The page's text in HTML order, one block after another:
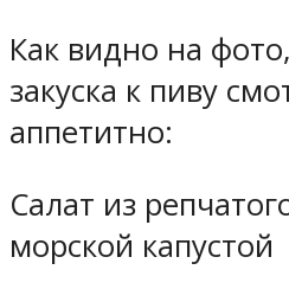
Как видно на
закуска к пиву
аппетитно:
Салат из
морской капустой